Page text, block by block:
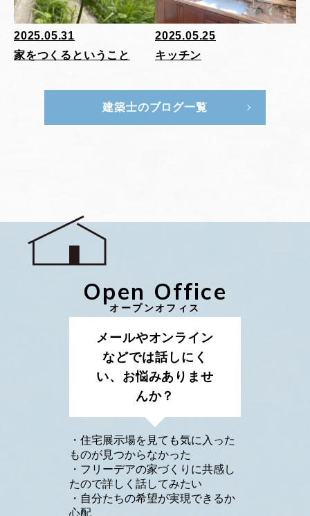
2025.05.31
家をつくるということ
2025.05.25
キッチン
建築士のブログ一覧
Open Office
オープンオフィス
メールやオンライン
などでは話しにく
い、 お悩みありませ
んか？
・住宅展示場を見ても気に入った
ものが見つからなかった
・フリーデアの家づくりに共感し
たので詳しく話してみたい
・自分たちの希望が実現できるか
心配